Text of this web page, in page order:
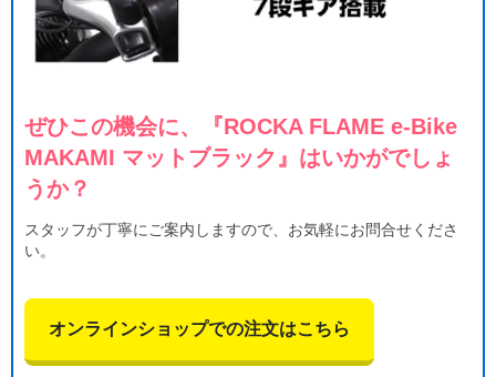
ぜひこの機会に、『ROCKA FLAME e-Bike
MAKAMI マットブラック』はいかがでしょ
うか？
スタッフが丁寧にご案内しますので、お気軽にお問合せくださ
い。
オンラインショップでの注文はこちら